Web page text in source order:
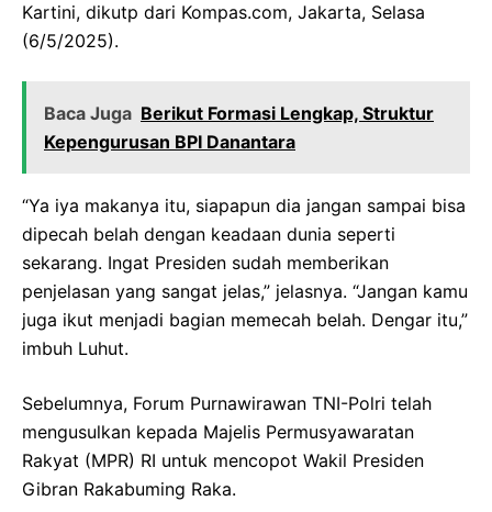
Kartini, dikutp dari Kompas.com, Jakarta, Selasa
(6/5/2025).
Baca Juga Berikut Formasi Lengkap, Struktur
Kepengurusan BPI Danantara
“Ya iya makanya itu, siapapun dia jangan sampai bisa
dipecah belah dengan keadaan dunia seperti
sekarang. Ingat Presiden sudah memberikan
penjelasan yang sangat jelas,” jelasnya. “Jangan kamu
juga ikut menjadi bagian memecah belah. Dengar itu,”
imbuh Luhut.
Sebelumnya, Forum Purnawirawan TNI-Polri telah
mengusulkan kepada Majelis Permusyawaratan
Rakyat (MPR) RI untuk mencopot Wakil Presiden
Gibran Rakabuming Raka.